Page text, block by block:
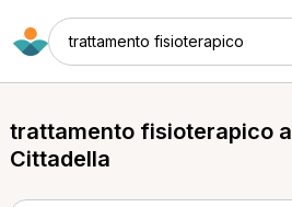
trattamento fisioterapico
trattamento fisioterapico a
Cittadella